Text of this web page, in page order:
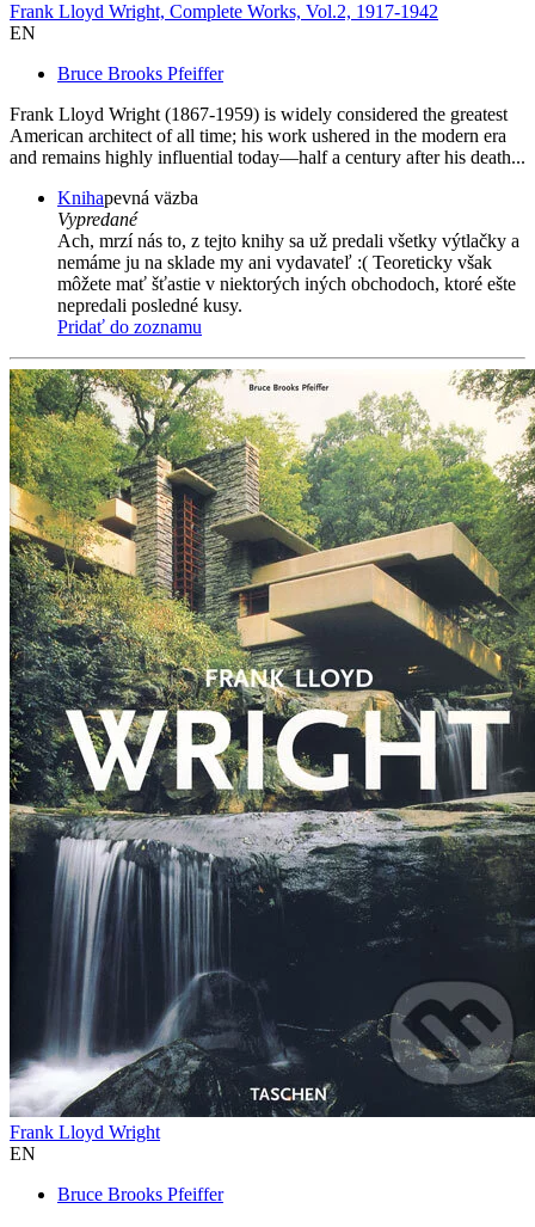
Frank Lloyd Wright, Complete Works, Vol.2, 1917-1942
EN
Bruce Brooks Pfeiffer
Frank Lloyd Wright (1867-1959) is widely considered the greatest
American architect of all time; his work ushered in the modern era
and remains highly influential today—half a century after his death...
Knihapevná väzba
Vypredané
Ach, mrzí nás to, z tejto knihy sa už predali všetky výtlačky a
nemáme ju na sklade my ani vydavateľ :( Teoreticky však
môžete mať šťastie v niektorých iných obchodoch, ktoré ešte
nepredali posledné kusy.
Pridať do zoznamu
Frank Lloyd Wright
EN
Bruce Brooks Pfeiffer